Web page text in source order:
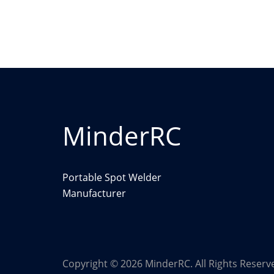
MinderRC
Portable Spot Welder
Manufacturer
Copyright © 2026 MinderRC. All Rights